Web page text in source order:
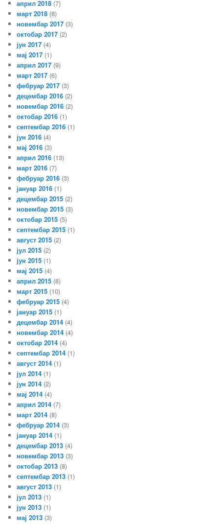
април 2018 (7)
март 2018 (8)
новембар 2017 (3)
октобар 2017 (2)
јун 2017 (4)
мај 2017 (1)
април 2017 (9)
март 2017 (6)
фебруар 2017 (3)
децембар 2016 (2)
новембар 2016 (2)
октобар 2016 (1)
септембар 2016 (1)
јун 2016 (4)
мај 2016 (3)
април 2016 (13)
март 2016 (7)
фебруар 2016 (3)
јануар 2016 (1)
децембар 2015 (2)
новембар 2015 (3)
октобар 2015 (5)
септембар 2015 (1)
август 2015 (2)
јул 2015 (2)
јун 2015 (1)
мај 2015 (4)
април 2015 (8)
март 2015 (10)
фебруар 2015 (4)
јануар 2015 (1)
децембар 2014 (4)
новембар 2014 (4)
октобар 2014 (4)
септембар 2014 (1)
август 2014 (1)
јул 2014 (1)
јун 2014 (2)
мај 2014 (4)
април 2014 (7)
март 2014 (8)
фебруар 2014 (3)
јануар 2014 (1)
децембар 2013 (4)
новембар 2013 (3)
октобар 2013 (8)
септембар 2013 (1)
август 2013 (1)
јул 2013 (1)
јун 2013 (1)
мај 2013 (3)